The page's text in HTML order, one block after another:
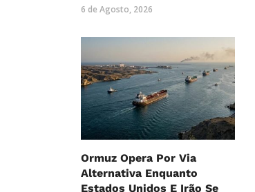
6 de Agosto, 2026
Ormuz Opera Por Via
Alternativa Enquanto
Estados Unidos E Irão Se